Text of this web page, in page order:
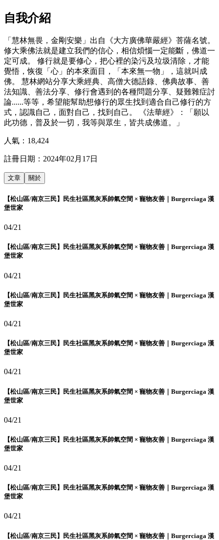
自我介紹
「慧林無畏，金剛安樂」出自《大方廣佛華嚴經》菩薩名號。
修大乘佛法就是建立我們的信心，相信煩惱一定能斷，佛道一
定可成。 修行就是要修心，把心裡的染污及垃圾清除，才能
覺悟，恢復「心」的本來面目，「本來無一物」，這就叫成
佛。 慧林網站分享大乘經典、高僧大德語錄、佛典故事、善
法知識、善法分享、修行會遇到的各種問題分享、疑難雜症討
論......等等，希望能幫助想修行的眾生找到適合自己修行的方
式，認識自己，面對自己，找到自己。 《法華經》：「願以
此功德，普及於一切，我等與眾生，皆共成佛道。」
人氣： 18,424
註冊日期： 2024年02月17日
文章 關於
【松山區/南京三民】民生社區黑灰系帥氣空間 × 寵物友善｜Burgerciaga 漢
堡世家
04/21
【松山區/南京三民】民生社區黑灰系帥氣空間 × 寵物友善｜Burgerciaga 漢
堡世家
04/21
【松山區/南京三民】民生社區黑灰系帥氣空間 × 寵物友善｜Burgerciaga 漢
堡世家
04/21
【松山區/南京三民】民生社區黑灰系帥氣空間 × 寵物友善｜Burgerciaga 漢
堡世家
04/21
【松山區/南京三民】民生社區黑灰系帥氣空間 × 寵物友善｜Burgerciaga 漢
堡世家
04/21
【松山區/南京三民】民生社區黑灰系帥氣空間 × 寵物友善｜Burgerciaga 漢
堡世家
04/21
【松山區/南京三民】民生社區黑灰系帥氣空間 × 寵物友善｜Burgerciaga 漢
堡世家
04/21
【松山區/南京三民】民生社區黑灰系帥氣空間 × 寵物友善｜Burgerciaga 漢